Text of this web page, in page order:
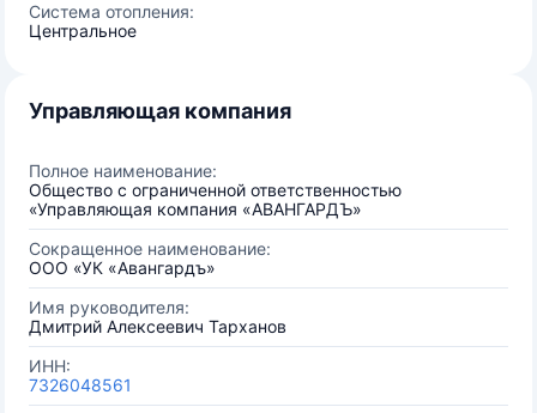
Система отопления:
Центральное
Управляющая компания
Полное наименование:
Общество с ограниченной ответственностью
«Управляющая компания «АВАНГАРДЪ»
Сокращенное наименование:
ООО «УК «Авангардъ»
Имя руководителя:
Дмитрий Алексеевич Тарханов
ИНН:
7326048561